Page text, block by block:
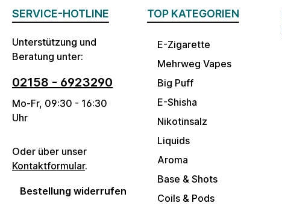
SERVICE-HOTLINE
Unterstützung und
Beratung unter:
02158 - 6923290
Mo-Fr, 09:30 - 16:30
Uhr
Oder über unser
Kontaktformular.
Bestellung widerrufen
TOP KATEGORIEN
E-Zigarette
Mehrweg Vapes
Big Puff
E-Shisha
Nikotinsalz
Liquids
Aroma
Base & Shots
Coils & Pods